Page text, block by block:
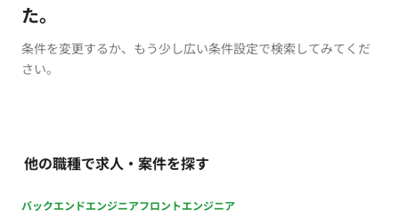
た。
条件を変更するか、もう少し広い条件設定で検索してみてくだ
さい。
他の職種で求人・案件を探す
バックエンドエンジニアフロントエンジニア